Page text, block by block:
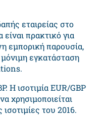
εταιρείας στο
πρακτικό για
εμπορική παρουσία,
εγκατάσταση
Η ισοτιμία EUR/GBP
χρησιμοποιείται
του 2016.